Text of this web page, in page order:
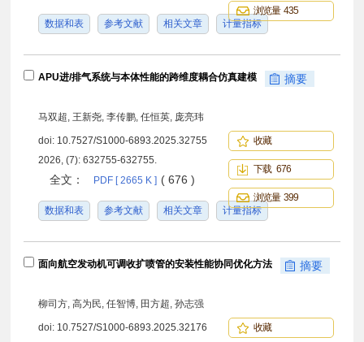
数据和表 参考文献 相关文章 计量指标
浏览量 435
APU进/排气系统与本体性能的跨维度耦合仿真建模 摘要
马双超, 王新尧, 李传鹏, 任恒英, 庞亮玮
doi: 10.7527/S1000-6893.2025.32755
2026, (7): 632755-632755.
全文： PDF [ 2665 K ] ( 676 )
数据和表 参考文献 相关文章 计量指标
收藏
下载 676
浏览量 399
面向航空发动机可调收扩喷管的安装性能协同优化方法 摘要
柳司方, 高为民, 任智博, 田方超, 孙志强
doi: 10.7527/S1000-6893.2025.32176
收藏